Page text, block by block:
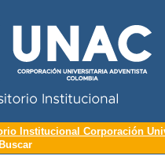
Institucional Corporación
Buscar